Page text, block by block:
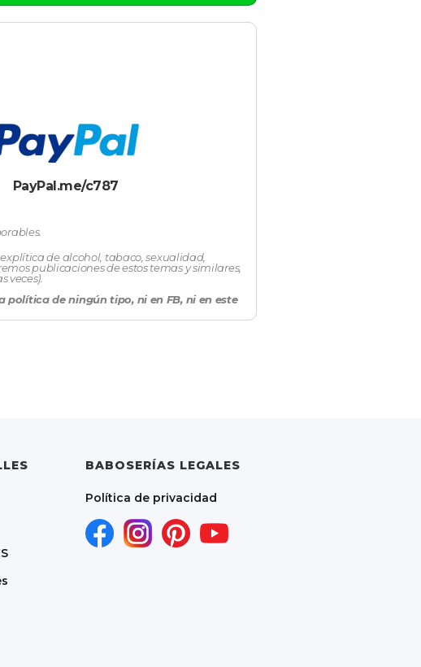
PayPal.me/c787
de alcohol, tabaco, sexualidad,
publicaciones de estos temas y similares,
veces).
de ningún tipo, ni en FB, ni en este
BABOSERÍAS LEGALES
Política de privacidad